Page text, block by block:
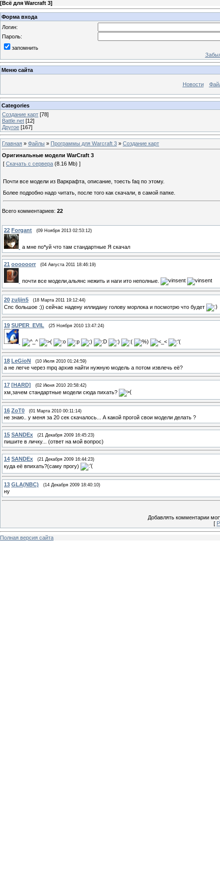
[Всё для Warcraft 3]
Форма входа
Логин:
Пароль:
запомнить
Меню сайта
Новости
Categories
Создание карт [78]
Battle.net [12]
Другое [167]
Главная » Файлы » Программы для Warcraft 3 » Создание карт
Оригинальные модели WarCraft 3
[ Скачать с сервера (8.16 Mb) ]
Почти все модели из Варкрафта, описание, тоесть faq по этому.
Более подробно надо читать, после того как скачали, в самой папке.
Всего комментариев: 22
22 Forgant (09 Ноября 2013 02:53:12)
а мне по*уй что там стандартные Я скачал
21 oooooorr (04 Августа 2011 18:46:19)
почти все модели,альянс нежить и наги ито неполные.
20 zuljin5 (18 Марта 2011 19:12:44)
Спс большое :)) сейчас надену иллидану голову морлока и посмотрю что будет
19 SUPER_EVIL (25 Ноября 2010 13:47:24)
18 LeGioN (10 Июля 2010 01:24:59)
а не легче через mpq архив найти нужную модель а потом извлечь её?
17 [HARD] (02 Июня 2010 20:58:42)
хм,зачем стандартные модели сюда пихать?
16 ZoT0 (01 Марта 2010 00:11:14)
не знаю.. у меня за 20 сек скачалось... А какой прогой свои модели делать ?
15 SANDEx (21 Декабря 2009 16:45:23)
пишите в личку... (ответ на мой вопрос)
14 SANDEx (21 Декабря 2009 16:44:23)
куда её впихать?(саму прогу)
13 GLA(NBC) (14 Декабря 2009 18:40:10)
ну
Добавлять комментарии
[
Полная версия сайта